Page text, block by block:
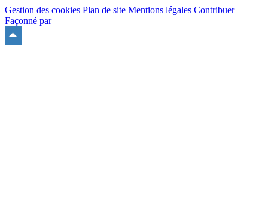
Gestion des cookies Plan de site Mentions légales Contribuer
Façonné par